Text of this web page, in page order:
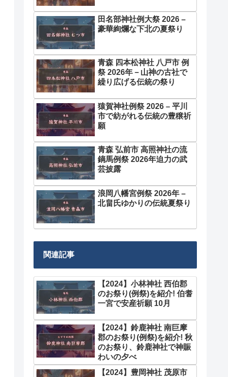
田名部神社例大祭 2026 –
豪華絢爛な下北の夏祭り
青森 四本松神社 八戸市 例
祭 2026年－山神の古社で
繰り広げる伝統の祭り
猿賀神社例祭 2026 – 平川
市で紡がれる伝統の豊穣祈
願
青森 弘前市 高照神社の流
鏑馬例祭 2026年迫力の武
芸披露
浪岡八幡宮例祭 2026年 –
北畠氏ゆかりの伝統夏祭り
関連記事
【2024】小林神社 西伯郡
のお祭り(例祭)を紹介! 伯耆
一宮で安産祈願 10月
【2024】鈴鹿神社 南巨摩
郡のお祭り(例祭)を紹介! 秋
のお祭り、鈴鹿神社で神賑
わいの夕べ
【2024】豊岡神社 茂原市